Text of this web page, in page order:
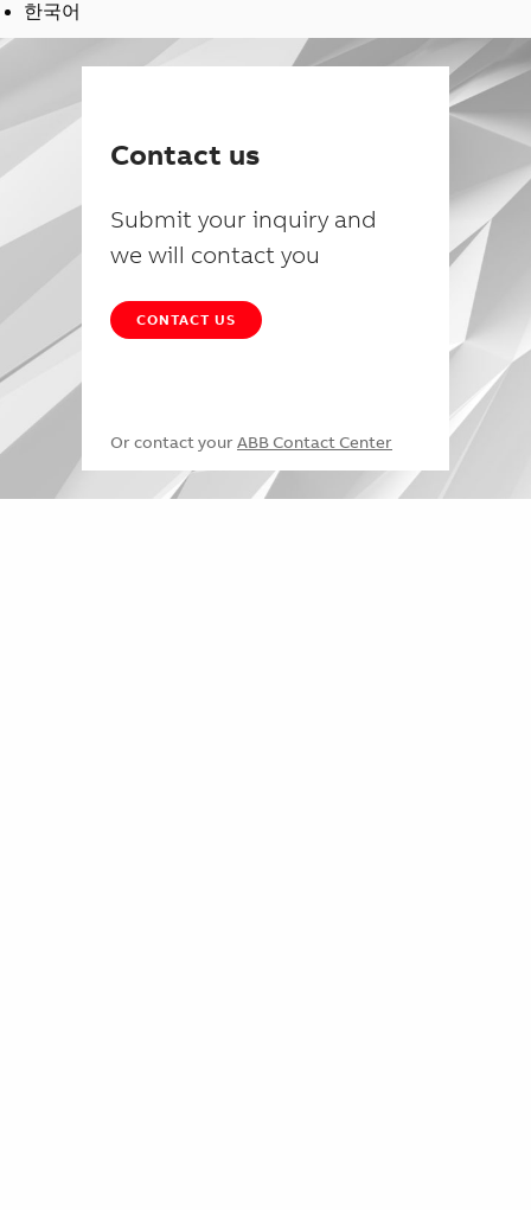
한국어
Contact us
Submit your inquiry and
we will contact you
CONTACT US
Or contact your ABB Contact Center